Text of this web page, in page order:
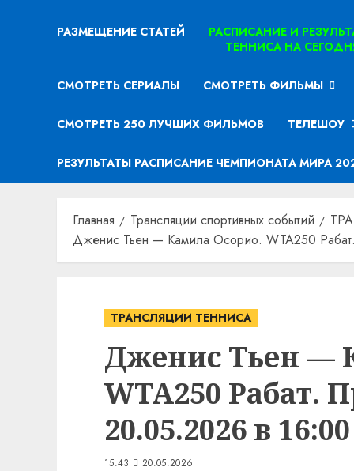
РАЗМЕЩЕНИЕ СТАТЕЙ
РАСПИСАНИЕ И
ТЕННИСА НА
СМОТРЕТЬ СЕРИАЛЫ СМОТРЕТЬ ФИЛЬМЫ
СМОТРЕТЬ 250 ЛУЧШИХ ФИЛЬМОВ ТЕЛЕШОУ
РЕЗУЛЬТАТЫ РАСПИСАНИЕ ЧЕМПИОНАТА МИРА
Главная Трансляции спортивных событий
Дженис Тьен — Камила Осорио. WTA250
ТРАНСЛЯЦИИ ТЕННИСА
Дженис Тьен —
WTA250 Рабат.
20.05.2026 в 16:00
15:43 20.05.2026